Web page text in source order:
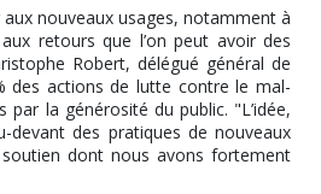
aux nouveaux usages, notamment à
retours que l’on peut avoir des
Robert, délégué général de
des actions de lutte contre le mal-
la générosité du public. "L’idée,
devant des pratiques de nouveaux
dont nous avons fortement